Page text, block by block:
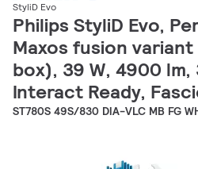
StyliD Evo
Philips StyliD Evo,
Maxos fusion
box), 39 W, 4900 lm,
Interact Ready,
ST780S 49S/830 DIA-VLC MB FG